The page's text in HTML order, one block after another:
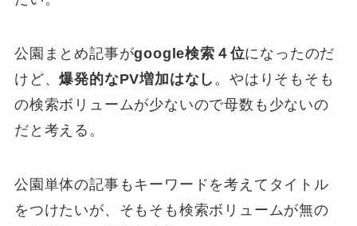
公園まとめ記事がgoogle検索４位になったのだ
けど、爆発的なPV増加はなし 。やはりそもそも
の検索ボリュームが少ないので母数も少ないの
だと考える。
公園単体の記事もキーワードを考えてタイトル
をつけたいが、そもそも検索ボリュームが無の